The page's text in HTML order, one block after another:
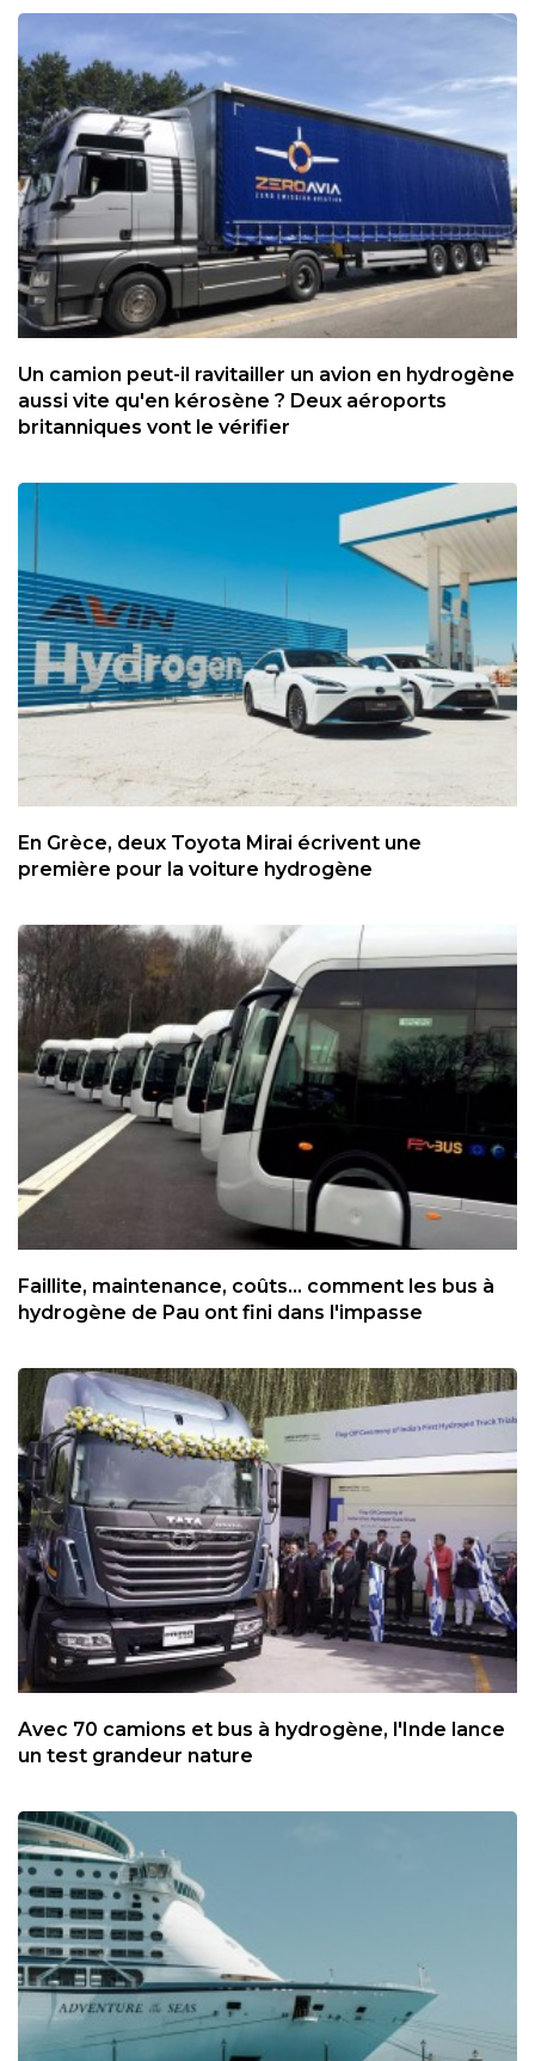
Un camion peut-il ravitailler un avion en hydrogène
aussi vite qu'en kérosène ? Deux aéroports
britanniques vont le vérifier
En Grèce, deux Toyota Mirai écrivent une
première pour la voiture hydrogène
Faillite, maintenance, coûts... comment les bus à
hydrogène de Pau ont fini dans l'impasse
Avec 70 camions et bus à hydrogène, l'Inde lance
un test grandeur nature